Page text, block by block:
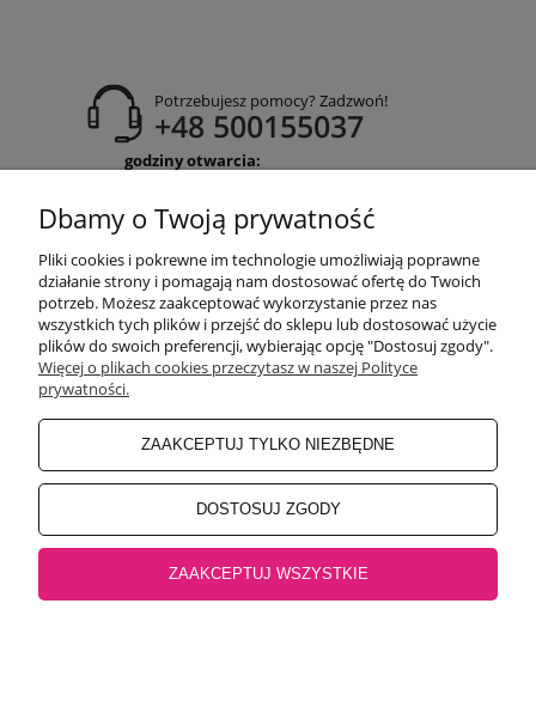
Potrzebujesz pomocy? Zadzwoń!
+48 500155037
godziny otwarcia:
obuwiehigo@gmail.com
WARUNKI ZAKUPÓW
MOJE KONTO
INFORMACJE O SKLEPIE
BEZPIECZNE PŁATNOŚCI
32-500 Chrzanów, Rynek 18 |Salon Jaworzno
Jaworzno, Rynek 4 |Salon Oświęcim32-600 Oświęcim, ul. Mickiewicza 10
Dbamy o Twoją prywatność
Pliki cookies i pokrewne im technologie umożliwiają poprawne
działanie strony i pomagają nam dostosować ofertę do Twoich
potrzeb. Możesz zaakceptować wykorzystanie przez nas
wszystkich tych plików i przejść do sklepu lub dostosować użycie
plików do swoich preferencji, wybierając opcję "Dostosuj zgody".
Więcej o plikach cookies przeczytasz w naszej Polityce
prywatności.
ZAAKCEPTUJ TYLKO NIEZBĘDNE
DOSTOSUJ ZGODY
ZAAKCEPTUJ WSZYSTKIE